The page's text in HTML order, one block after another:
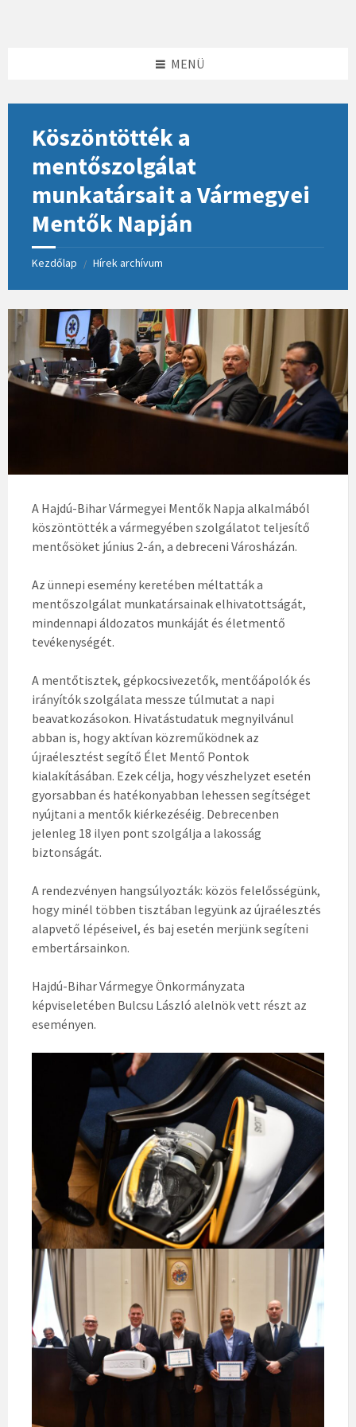
MENÜ
Köszöntötték a
mentőszolgálat
munkatársait a Vármegyei
Mentők Napján
Kezdőlap / Hírek archívum
A Hajdú-Bihar Vármegyei Mentők Napja alkalmából
köszöntötték a vármegyében szolgálatot teljesítő
mentősöket június 2-án, a debreceni Városházán.
Az ünnepi esemény keretében méltatták a
mentőszolgálat munkatársainak elhivatottságát,
mindennapi áldozatos munkáját és életmentő
tevékenységét.
A mentőtisztek, gépkocsivezetők, mentőápolók és
irányítók szolgálata messze túlmutat a napi
beavatkozásokon. Hivatástudatuk megnyilvánul
abban is, hogy aktívan közreműködnek az
újraélesztést segítő Élet Mentő Pontok
kialakításában. Ezek célja, hogy vészhelyzet esetén
gyorsabban és hatékonyabban lehessen segítséget
nyújtani a mentők kiérkezéséig. Debrecenben
jelenleg 18 ilyen pont szolgálja a lakosság
biztonságát.
A rendezvényen hangsúlyozták: közös felelősségünk,
hogy minél többen tisztában legyünk az újraélesztés
alapvető lépéseivel, és baj esetén merjünk segíteni
embertársainkon.
Hajdú-Bihar Vármegye Önkormányzata
képviseletében Bulcsu László alelnök vett részt az
eseményen.